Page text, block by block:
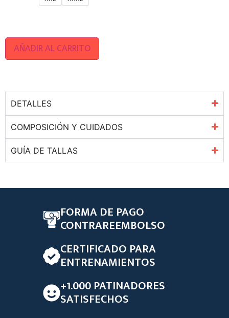
AÑADIR AL CARRITO
DETALLES
COMPOSICIÓN Y CUIDADOS
GUÍA DE TALLAS
FORMA DE PAGO
CONTRAREEMBOLSO
CERTIFICADO PARA
ENTRENAMIENTOS
+1.000 PATINADORES
SATISFECHOS